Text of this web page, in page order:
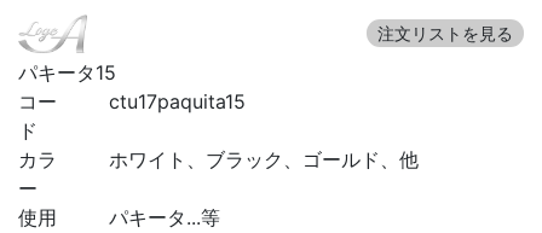
注文リストを見る
パキータ15
コー
ド
ctu17paquita15
カラ
ー
ホワイト、ブラック、ゴールド、他
使用
パキータ...等